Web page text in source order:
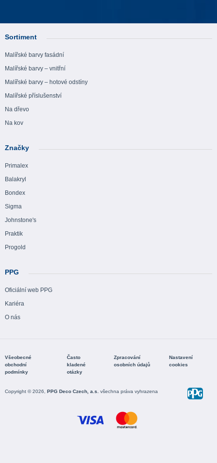
Sortiment
Malířské barvy fasádní
Malířské barvy – vnitřní
Malířské barvy – hotové odstíny
Malířské příslušenství
Na dřevo
Na kov
Značky
Primalex
Balakryl
Bondex
Sigma
Johnstone's
Praktik
Progold
PPG
Oficiální web PPG
Kariéra
O nás
Všeobecné
obchodní
podmínky
Často
kladené
otázky
Zpracování
osobních údajů
Nastavení
cookies
Copyright © 2026, PPG Deco Czech, a.s. všechna práva vyhrazena